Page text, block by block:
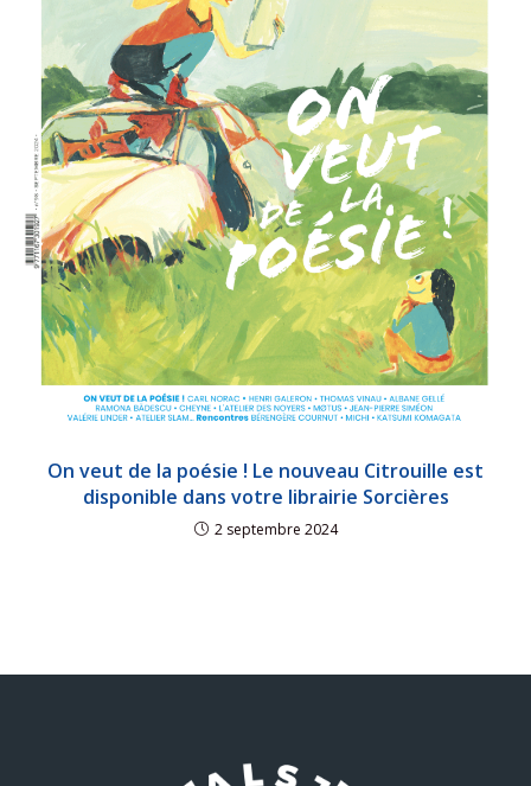
On veut de la poésie ! Le nouveau Citrouille est
disponible dans votre librairie Sorcières
2 septembre 2024